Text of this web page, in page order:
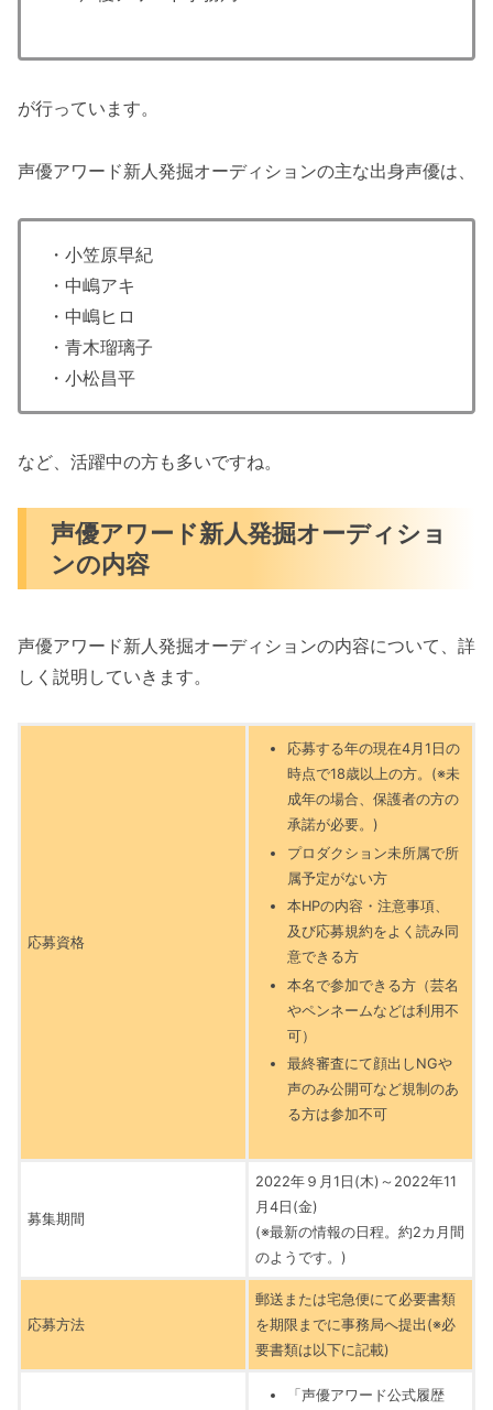
が行っています。
声優アワード新人発掘オーディションの主な出身声優は、
・小笠原早紀
・中嶋アキ
・中嶋ヒロ
・青木瑠璃子
・小松昌平
など、活躍中の方も多いですね。
声優アワード新人発掘オーディショ
ンの内容
声優アワード新人発掘オーディションの内容について、詳
しく説明していきます。
応募資格
応募する年の現在4月1日の
時点で18歳以上の方。(※未
成年の場合、保護者の方の
承諾が必要。)
プロダクション未所属で所
属予定がない方
本HPの内容・注意事項、
及び応募規約をよく読み同
意できる方
本名で参加できる方（芸名
やペンネームなどは利用不
可）
最終審査にて顔出しNGや
声のみ公開可など規制のあ
る方は参加不可
募集期間
2022年９月1日(木)～2022年11
月4日(金)
(※最新の情報の日程。約2カ月間
のようです。)
応募方法
郵送または宅急便にて必要書類
を期限までに事務局へ提出(※必
要書類は以下に記載)
「声優アワード公式履歴